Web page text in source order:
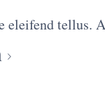
eleifend tellus.